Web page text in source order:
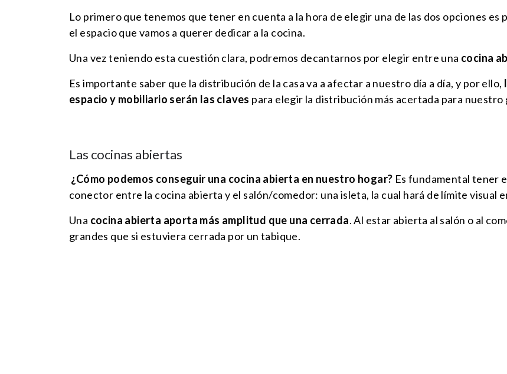
Lo primero que tenemos que tener en cuenta a la hora de elegir una de las dos opciones es
el espacio que vamos a querer dedicar a la cocina.
Una vez teniendo esta cuestión clara, podremos decantarnos por elegir entre una cocina
Es importante saber que la distribución de la casa va a afectar a nuestro día a día, y por ello,
espacio y mobiliario serán las claves para elegir la distribución más acertada para nuestro
Las cocinas abiertas
¿Cómo podemos conseguir una cocina abierta en nuestro hogar? Es fundamental tener
conector entre la cocina abierta y el salón/comedor: una isleta, la cual hará de límite visual
Una cocina abierta aporta más amplitud que una cerrada. Al estar abierta al salón o al
grandes que si estuviera cerrada por un tabique.